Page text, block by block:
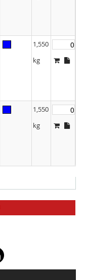
1,550
kg
1,550
kg